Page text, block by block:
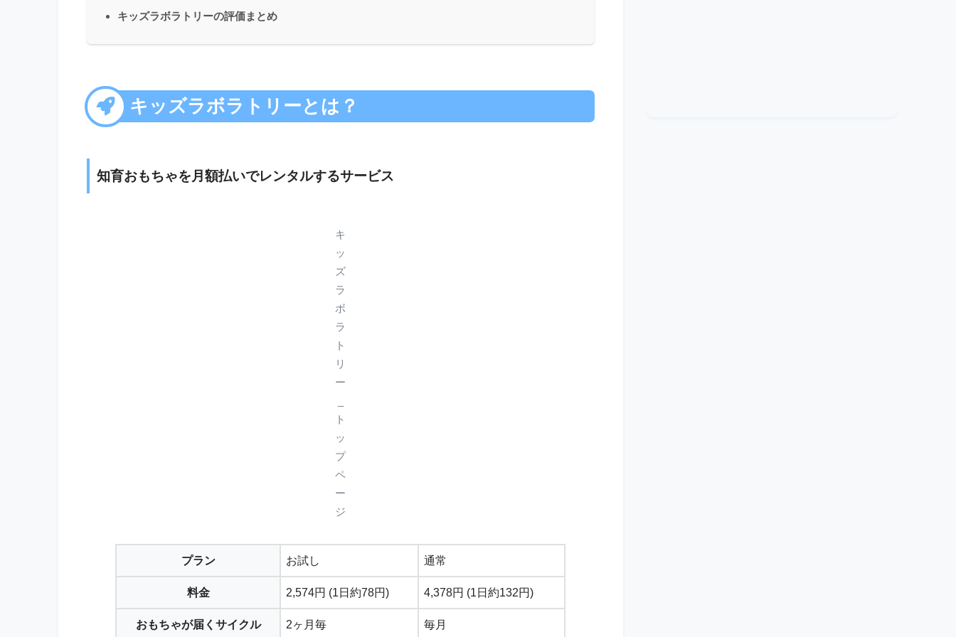
キッズラボラトリーの評価まとめ
キッズラボラトリーとは？
知育おもちゃを月額払いでレンタルするサービス
キ
ッ
ズ
ラ
ボ
ラ
ト
リ
ー
ト
ッ
プ
ペ
ー
ジ
プラン お試し 通常
料金 2,574円 (1日約78円) 4,378円 (1日約132円)
おもちゃが届くサイクル 2ヶ月毎 毎月